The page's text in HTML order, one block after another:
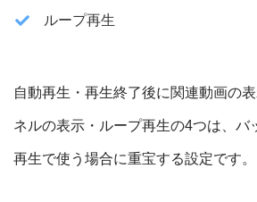
ループ再生
自動再生・再生終了後に関連動画の
ネルの表示・ループ再生の4つは、バ
再生で使う場合に重宝する設定です。